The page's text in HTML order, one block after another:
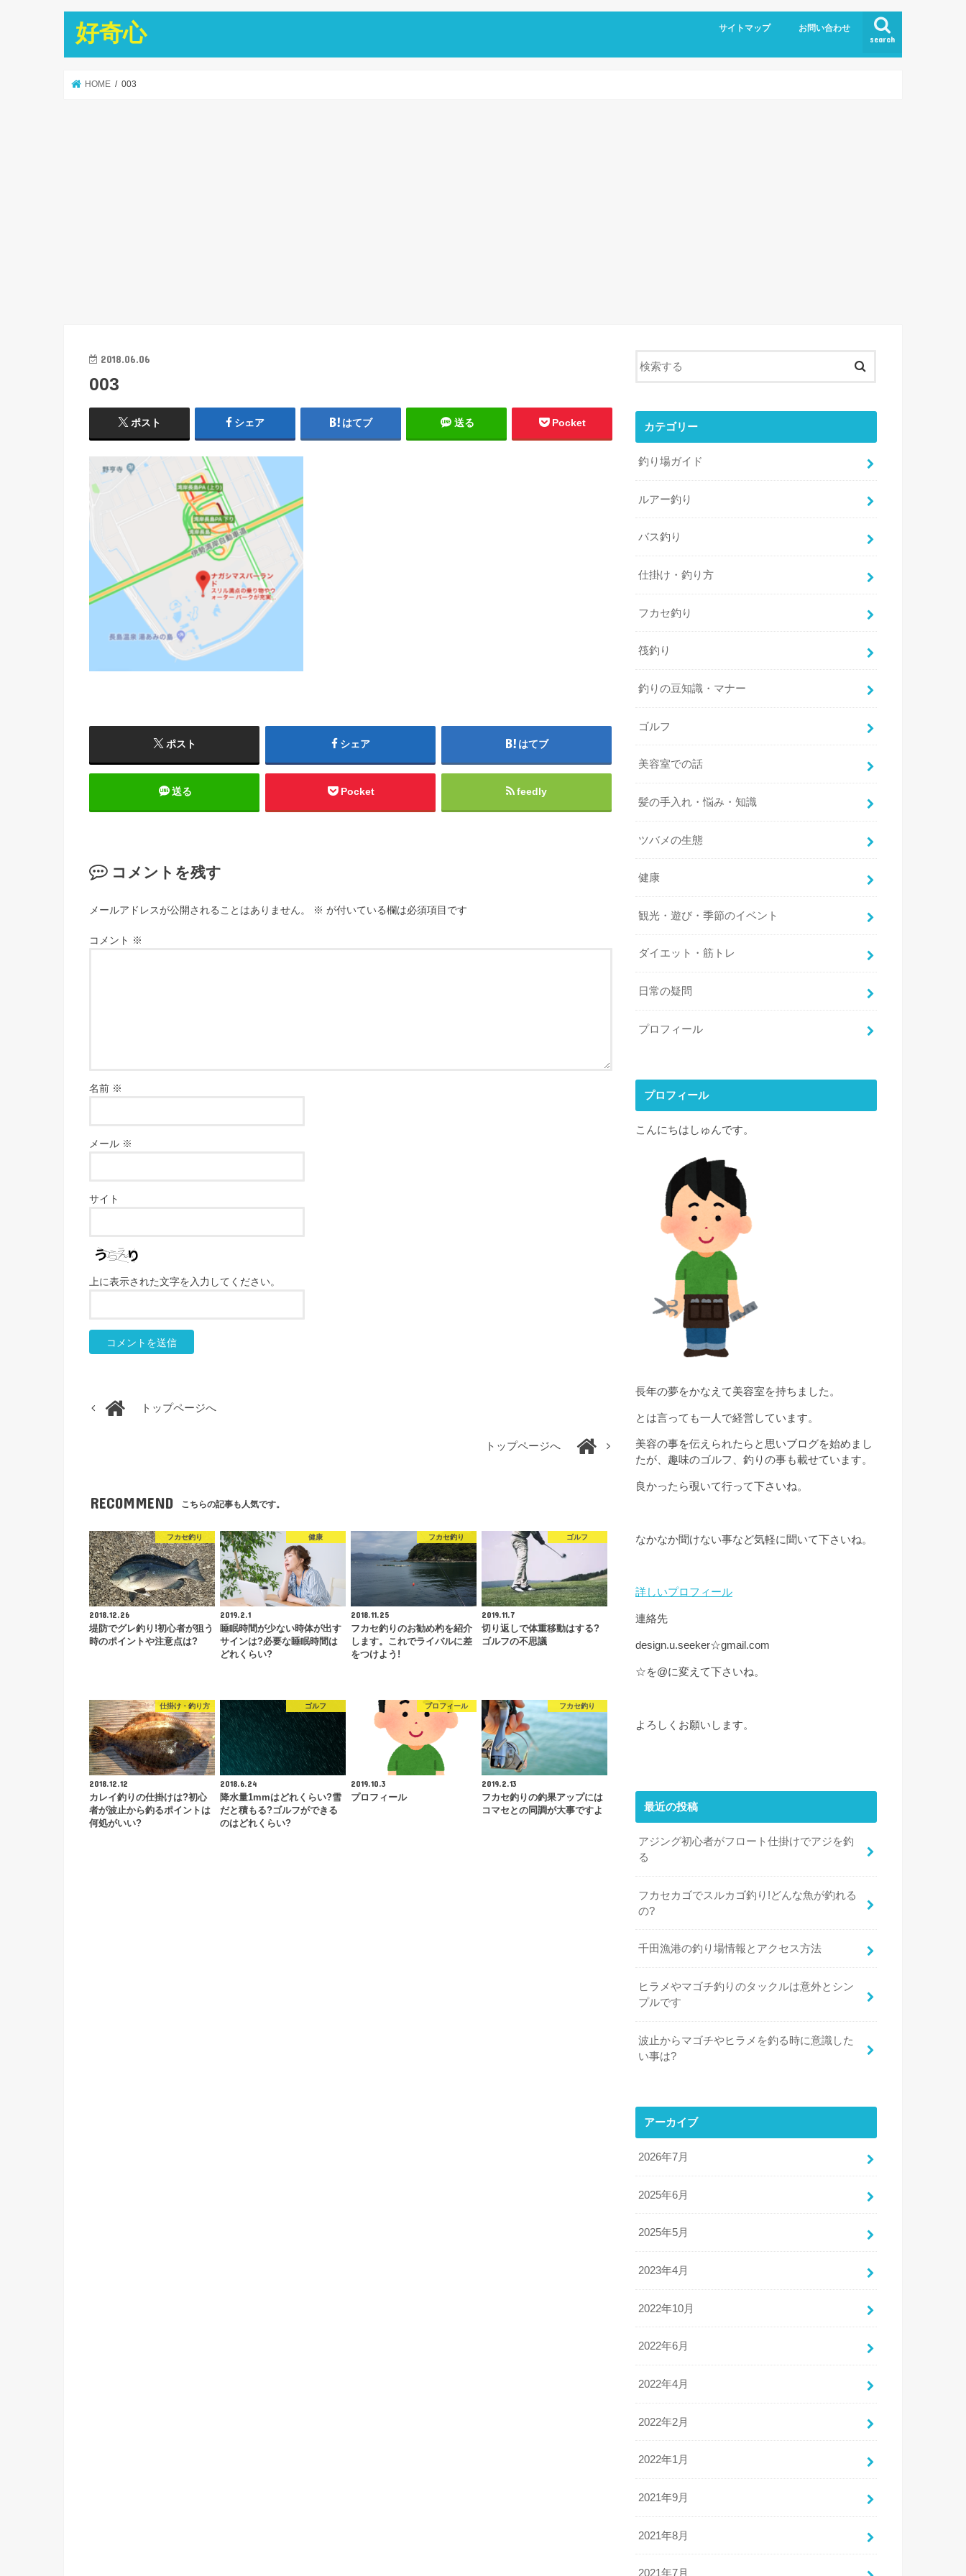
好奇心 search
サイトマップ お問い合わせ
HOME 003
2018.06.06
003
ポスト シェア はてブ 送る Pocket
ポスト シェア はてブ
送る Pocket feedly
コメントを残す
メールアドレスが公開されることはありません。 ※ が付いている欄は必須項目です
コメント ※
名前 ※
メール ※
サイト
上に表示された文字を入力してください。
トップページへ
トップページへ
RECOMMEND こちらの記事も人気です。
フカセ釣り
2018.12.26
堤防でグレ釣り!初心者が狙う
時のポイントや注意点は?
健康
2019.2.1
睡眠時間が少ない時体が出す
サインは?必要な睡眠時間は
どれくらい?
フカセ釣り
2018.11.25
フカセ釣りのお勧め杓を紹介
します。これでライバルに差
をつけよう!
ゴルフ
2019.11.7
切り返しで体重移動はする?
ゴルフの不思議
仕掛け・釣り方
2018.12.12
カレイ釣りの仕掛けは?初心
者が波止から釣るポイントは
何処がいい?
ゴルフ
2018.6.24
降水量1mmはどれくらい?雪
だと積もる?ゴルフができる
のはどれくらい?
プロフィール
2019.10.3
プロフィール
フカセ釣り
2019.2.13
フカセ釣りの釣果アップには
コマセとの同調が大事ですよ
カテゴリー
釣り場ガイド
ルアー釣り
バス釣り
仕掛け・釣り方
フカセ釣り
筏釣り
釣りの豆知識・マナー
ゴルフ
美容室での話
髪の手入れ・悩み・知識
ツバメの生態
健康
観光・遊び・季節のイベント
ダイエット・筋トレ
日常の疑問
プロフィール
プロフィール
こんにちはしゅんです。
長年の夢をかなえて美容室を持ちました。
とは言っても一人で経営しています。
美容の事を伝えられたらと思いブログを始めまし
たが、趣味のゴルフ、釣りの事も載せています。
良かったら覗いて行って下さいね。
なかなか聞けない事など気軽に聞いて下さいね。
詳しいプロフィール
連絡先
design.u.seeker☆gmail.com
☆を@に変えて下さいね。
よろしくお願いします。
最近の投稿
アジング初心者がフロート仕掛けでアジを釣
る
フカセカゴでスルカゴ釣り!どんな魚が釣れる
の?
千田漁港の釣り場情報とアクセス方法
ヒラメやマゴチ釣りのタックルは意外とシン
プルです
波止からマゴチやヒラメを釣る時に意識した
い事は?
アーカイブ
2026年7月
2025年6月
2025年5月
2023年4月
2022年10月
2022年6月
2022年4月
2022年2月
2022年1月
2021年9月
2021年8月
2021年7月